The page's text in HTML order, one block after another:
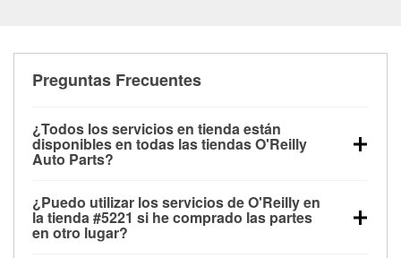
Preguntas Frecuentes
¿Todos los servicios en tienda están
disponibles en todas las tiendas O'Reilly
Auto Parts?
las pruebas de batería, pruebas de alternador y
motor de arranque, revisión de la luz “Check Engine”
con O'Reilly VeriScan® e instalación de
¿Puedo utilizar los servicios de O'Reilly en
la tienda #5221 si he comprado las partes
en otro lugar?